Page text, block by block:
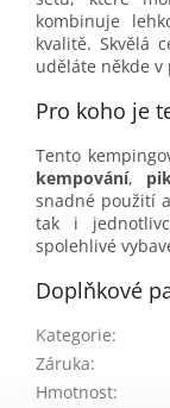
kombinuje
kvalitě. Skvělá
uděláte někde
Pro koho je
Tento
kempování,
snadné použití
tak i
spolehlivé
Doplňkové
Kategorie:
Záruka:
Hmotnost: